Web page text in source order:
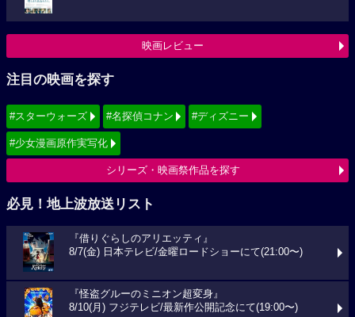
映画レビュー
注目の映画を探す
#スターウォーズ #名探偵コナン #ディズニー
#少女漫画原作実写化
シリーズ・映画祭作品を探す
必見！地上波放送リスト
『借りぐらしのアリエッティ』
8/7(金) 日本テレビ/金曜ロードショーにて(21:00〜)
『怪盗グルーのミニオン超変身』
8/10(月) フジテレビ/最新作公開記念にて(19:00〜)